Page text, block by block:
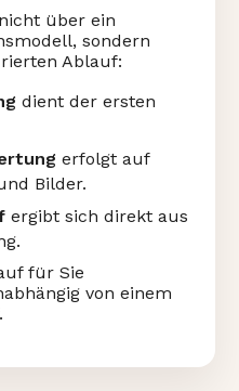
über ein
sondern
Ablauf:
dient der ersten
erfolgt auf
Bilder.
ergibt sich direkt aus
für Sie
von einem